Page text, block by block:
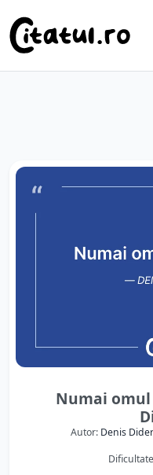
Numai
Autor: Denis